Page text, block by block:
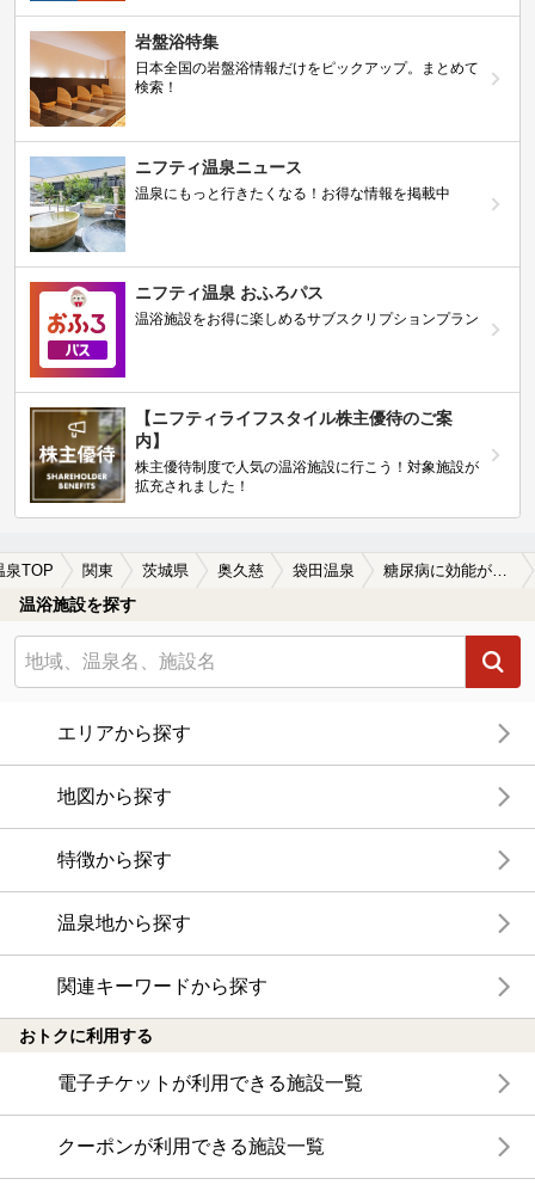
岩盤浴特集
日本全国の岩盤浴情報だけをピックアップ。まとめて
検索！
ニフティ温泉ニュース
温泉にもっと行きたくなる！お得な情報を掲載中
ニフティ温泉 おふろパス
温浴施設をお得に楽しめるサブスクリプションプラン
【ニフティライフスタイル株主優待のご案
内】
株主優待制度で人気の温浴施設に行こう！対象施設が
拡充されました！
泉TOP 関東 茨城県 奥久慈 袋田温泉 糖尿病に効能がある袋田温泉の温泉、日帰り温泉、スーパー銭湯おすすめ
温浴施設を探す
エリアから探す
地図から探す
特徴から探す
温泉地から探す
関連キーワードから探す
おトクに利用する
電子チケットが利用できる施設一覧
クーポンが利用できる施設一覧